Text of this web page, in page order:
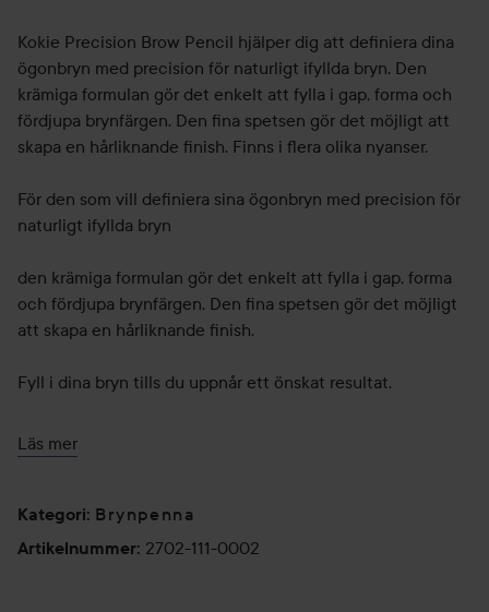
Kokie Precision Brow Pencil hjälper dig att definiera dina
ögonbryn med precision för naturligt ifyllda bryn. Den
krämiga formulan gör det enkelt att fylla i gap, forma och
fördjupa brynfärgen. Den fina spetsen gör det möjligt att
skapa en hårliknande finish. Finns i flera olika nyanser.
För den som vill definiera sina ögonbryn med precision för
naturligt ifyllda bryn
den krämiga formulan gör det enkelt att fylla i gap, forma
och fördjupa brynfärgen. Den fina spetsen gör det möjligt
att skapa en hårliknande finish.
Fyll i dina bryn tills du uppnår ett önskat resultat.
0,09 g
Läs mer
Kategori: Brynpenna
Artikelnummer: 2702-111-0002